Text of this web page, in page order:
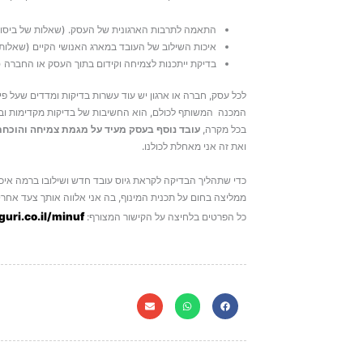
התאמה לתרבות הארגונית של העסק. (שאלות של
איכות השילוב של העובד במארג האנושי הקיים
בדיקת ייתכנות לצמיחה וקידום בתוך העסק או
לכל עסק, חברה או ארגון יש עוד עשרות בדיקות ומדדים
המכנה המשותף לכולם, הוא החשיבות של בדיקות מקדימות
בכל מקרה,עובד נוסף בעסק מעיד על מגמת צמיחה
ואת זה אני מאחלת לכולנו.
כדי שתהליך הבדיקה לקראת גיוס עובד חדש ושילובו ברמה
ממליצה בחום על תכנית המינוף, בה אני אלווה אותך צעד
כל הפרטים בלחיצה על הקישור המצורף:minuf/